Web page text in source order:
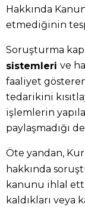
Hakkında
etmediğinin
Soruşturma
sistemleri ve
faaliyet
tedarikini
işlemlerin
paylaşmadığı
Öte yandan,
hakkında
kanunu ihlal
kaldıkları veya